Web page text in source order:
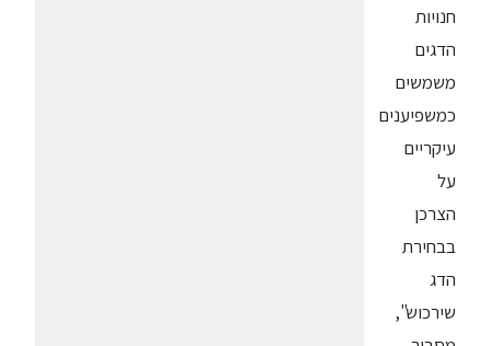
חנויות
הדגים
משמשים
כמשפיענים
עיקריים
על
הצרכן
בבחירת
הדג
שירכוש",